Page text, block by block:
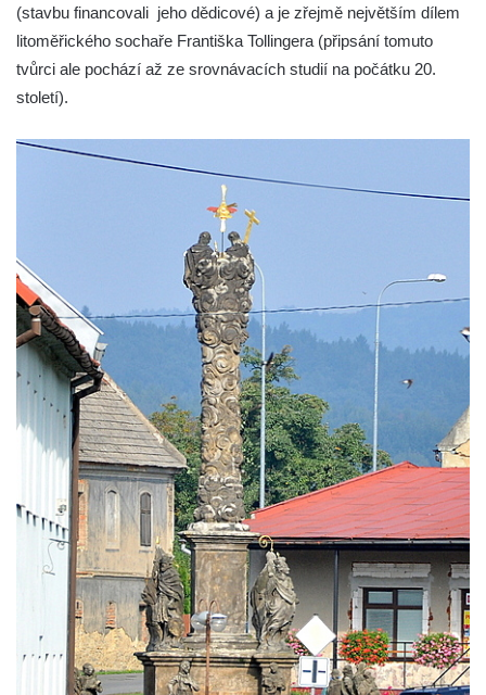
Pěnčína
Sloup s krucifixem u kostela svatého
Vavřince v Teplicích nad Metují
benediktýnů v Polici nad Metují
Sloup Panny Marie Bolestné v Polici nad
Sloup svaté Barbory v zámecké zahradě v
Sloup Nejsvětější Trojice před zámkem v
Cítolibech
Sloup Nejsvětější Trojice na Tyršově
náměstí v Cítolibech
Torzo sloupu svatého Josefa na návsi ve
Strupčicích (dnes kříž)
Sloup se sochou Piety v Kostelní ulici ve
Strupčicích
Sloup Panny Marie u kaple v Brníkově
Socha svatého Prokopa na návsi v
Ředhošti
Sloup se sochou Piety na Mírovém náměstí
v Postoloprtech
(stavbu financovali jeho dědicové) a je zřejmě největším dílem
litoměřického sochaře Františka Tollingera (připsání tomuto
tvůrci ale pochází až ze srovnávacích studií na počátku 20.
století).